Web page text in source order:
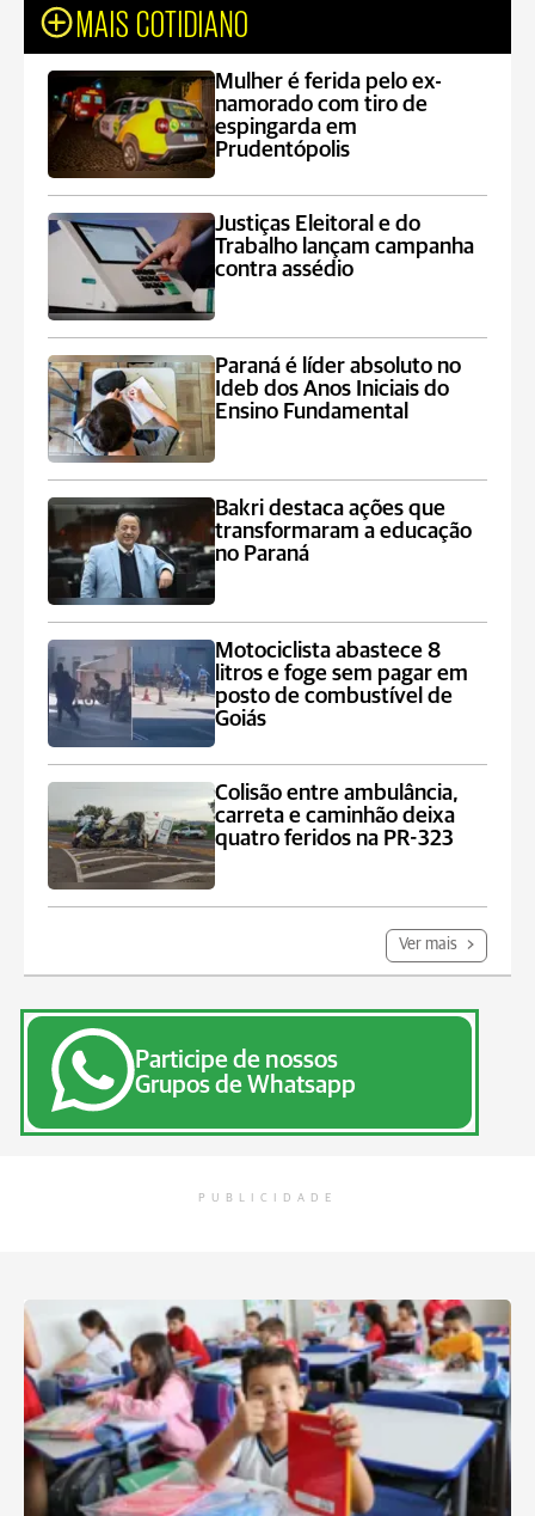
MAIS COTIDIANO
Mulher é ferida pelo ex-
namorado com tiro de
espingarda em
Prudentópolis
Justiças Eleitoral e do
Trabalho lançam campanha
contra assédio
Paraná é líder absoluto no
Ideb dos Anos Iniciais do
Ensino Fundamental
Bakri destaca ações que
transformaram a educação
no Paraná
Motociclista abastece 8
litros e foge sem pagar em
posto de combustível de
Goiás
Colisão entre ambulância,
carreta e caminhão deixa
quatro feridos na PR-323
Ver mais
Participe de nossos
Grupos de Whatsapp
PUBLICIDADE